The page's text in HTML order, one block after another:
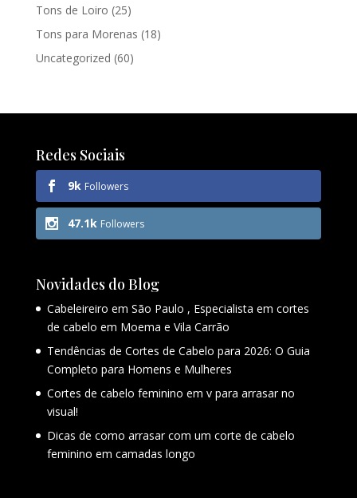
Tons de Loiro (25)
Tons para Morenas (18)
Uncategorized (60)
Redes Sociais
9k Followers
47.1k Followers
Novidades do Blog
Cabeleireiro em São Paulo , Especialista em cortes
de cabelo em Moema e Vila Carrão
Tendências de Cortes de Cabelo para 2026: O Guia
Completo para Homens e Mulheres
Cortes de cabelo feminino em v para arrasar no
visual!
Dicas de como arrasar com um corte de cabelo
feminino em camadas longo